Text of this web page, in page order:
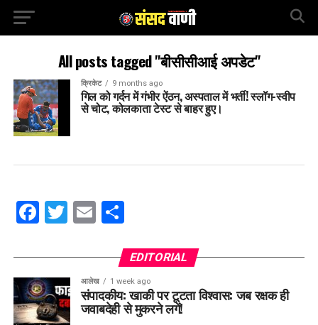
All posts tagged "बीसीसीआई अपडेट"
क्रिकेट 9 months ago
गिल को गर्दन में गंभीर ऐंठन, अस्पताल में भर्ती! स्लॉग-स्वीप
से चोट, कोलकाता टेस्ट से बाहर हुए।
Facebook
Twitter
Email
EDITORIAL
आलेख 1 week ago
संपादकीय: खाकी पर टूटता विश्वास: जब रक्षक ही
जवाबदेही से मुकरने लगें!